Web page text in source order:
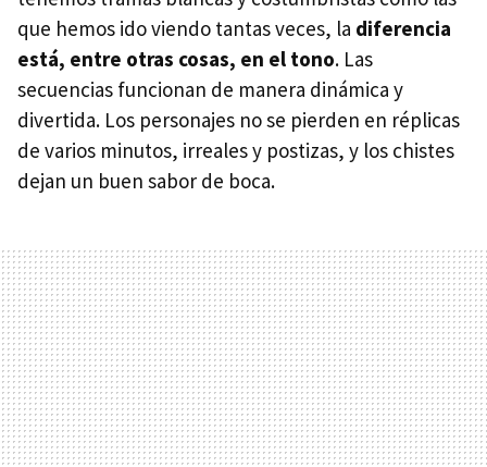
que hemos ido viendo tantas veces, la diferencia
está, entre otras cosas, en el tono. Las
secuencias funcionan de manera dinámica y
divertida. Los personajes no se pierden en réplicas
de varios minutos, irreales y postizas, y los chistes
dejan un buen sabor de boca.